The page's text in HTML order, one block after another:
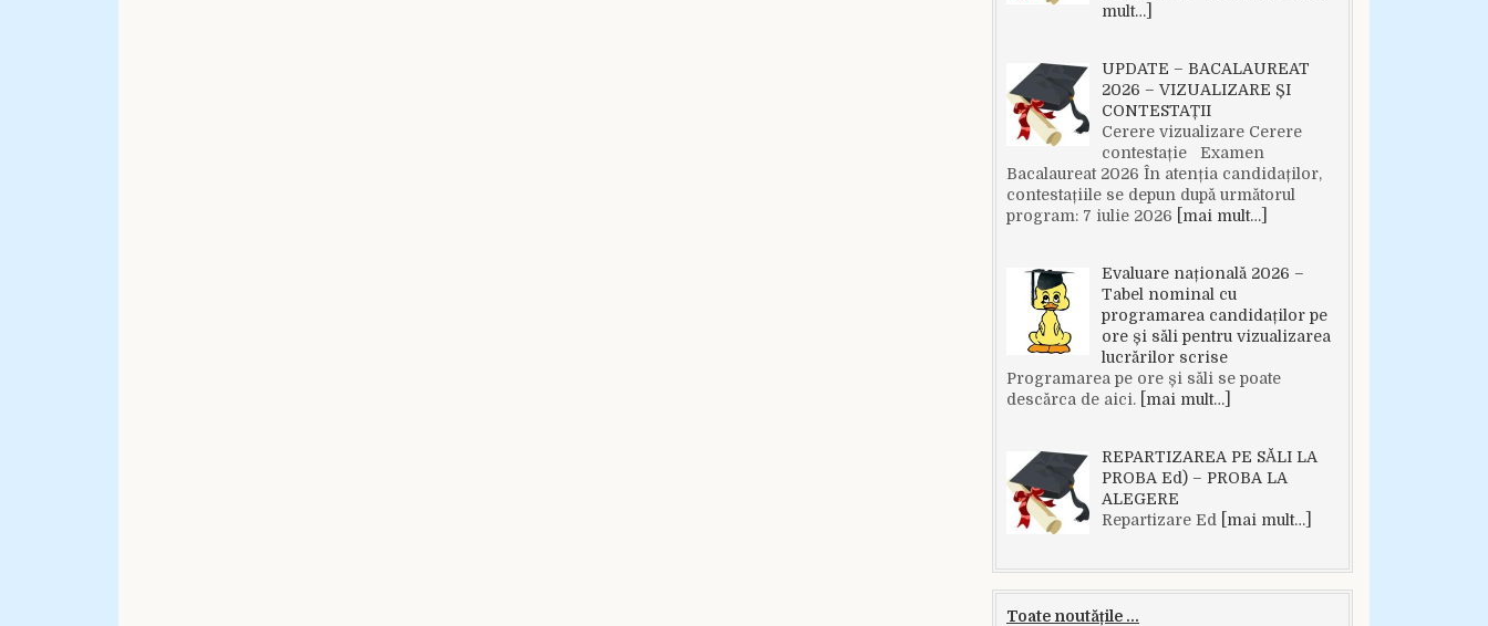
mult…]
UPDATE – BACALAUREAT
2026 – VIZUALIZARE ȘI
CONTESTAȚII
Cerere vizualizare Cerere
contestație Examen
Bacalaureat 2026 În atenția candidaților,
contestațiile se depun după următorul
program: 7 iulie 2026
[mai mult…]
Evaluare națională 2026 –
Tabel nominal cu
programarea candidaților pe
ore și săli pentru vizualizarea
lucrărilor scrise
Programarea pe ore și săli se poate
descărca de aici. [mai mult…]
REPARTIZAREA PE SĂLI LA
PROBA Ed) – PROBA LA
ALEGERE
Repartizare Ed
[mai mult…]
Toate noutățile ...